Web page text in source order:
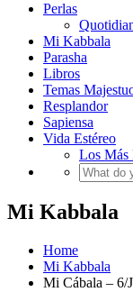
Perlas
Mi Kabbala
Parasha
Libros
Temas
Resplandor
Sapiensa
Vida Estéreo
Los Más
Mi Kabbala
Home
Mi Kabbala
Mi Cábala – 6/